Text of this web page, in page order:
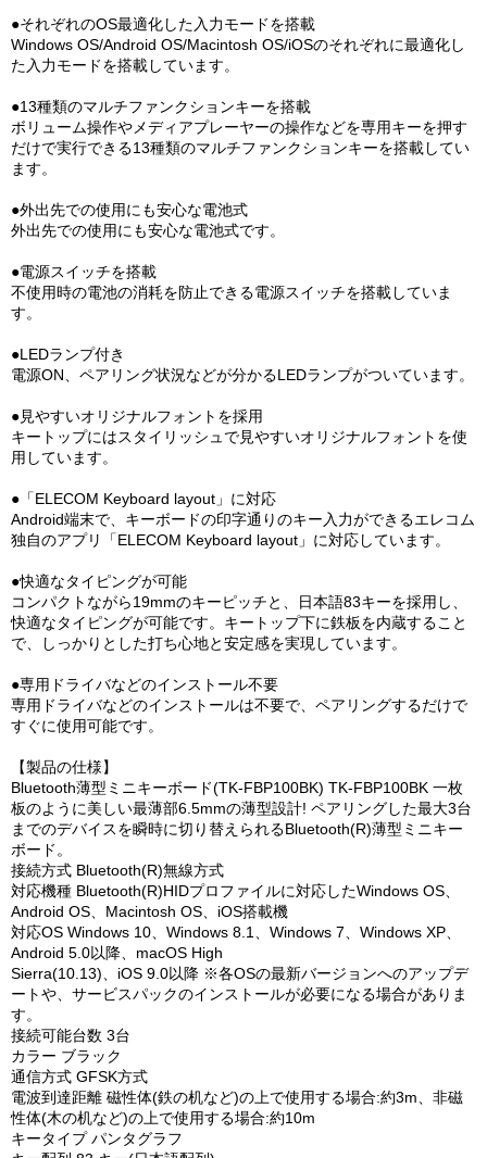
●それぞれのOS最適化した入力モードを搭載
Windows OS/Android OS/Macintosh OS/iOSのそれぞれに最適化し
た入力モードを搭載しています。
●13種類のマルチファンクションキーを搭載
ボリューム操作やメディアプレーヤーの操作などを専用キーを押す
だけで実行できる13種類のマルチファンクションキーを搭載してい
ます。
●外出先での使用にも安心な電池式
外出先での使用にも安心な電池式です。
●電源スイッチを搭載
不使用時の電池の消耗を防止できる電源スイッチを搭載していま
す。
●LEDランプ付き
電源ON、ペアリング状況などが分かるLEDランプがついています。
●見やすいオリジナルフォントを採用
キートップにはスタイリッシュで見やすいオリジナルフォントを使
用しています。
●「ELECOM Keyboard layout」に対応
Android端末で、キーボードの印字通りのキー入力ができるエレコム
独自のアプリ「ELECOM Keyboard layout」に対応しています。
●快適なタイピングが可能
コンパクトながら19mmのキーピッチと、日本語83キーを採用し、
快適なタイピングが可能です。キートップ下に鉄板を内蔵すること
で、しっかりとした打ち心地と安定感を実現しています。
●専用ドライバなどのインストール不要
専用ドライバなどのインストールは不要で、ペアリングするだけで
すぐに使用可能です。
【製品の仕様】
Bluetooth薄型ミニキーボード(TK-FBP100BK) TK-FBP100BK 一枚
板のように美しい最薄部6.5mmの薄型設計! ペアリングした最大3台
までのデバイスを瞬時に切り替えられるBluetooth(R)薄型ミニキー
ボード。
接続方式 Bluetooth(R)無線方式
対応機種 Bluetooth(R)HIDプロファイルに対応したWindows OS、
Android OS、Macintosh OS、iOS搭載機
対応OS Windows 10、Windows 8.1、Windows 7、Windows XP、
Android 5.0以降、macOS High
Sierra(10.13)、iOS 9.0以降 ※各OSの最新バージョンへのアップデ
ートや、サービスパックのインストールが必要になる場合がありま
す。
接続可能台数 3台
カラー ブラック
通信方式 GFSK方式
電波到達距離 磁性体(鉄の机など)の上で使用する場合:約3m、非磁
性体(木の机など)の上で使用する場合:約10m
キータイプ パンタグラフ